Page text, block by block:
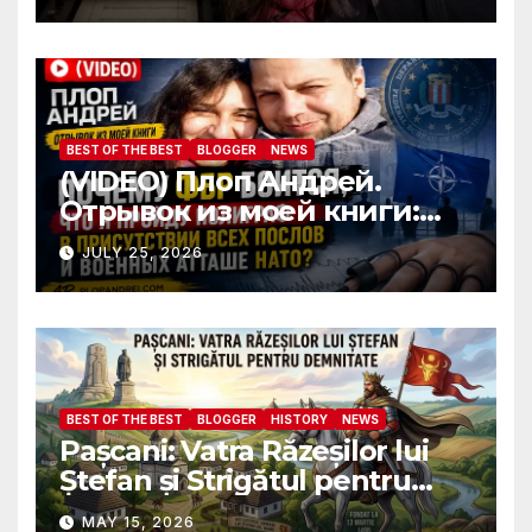
ambassadors and military
attaches?
BEST OF THE BEST BLOGGER NEWS
(VIDEO) Плоп Андрей.
Отрывок из моей книги:
Почему ФБР боится, что я
пройду полиграф в
присутствии всех послов и
военных атташе НАТО?
JULY 25, 2026
BEST OF THE BEST BLOGGER HISTORY NEWS
Pașcani: Vatra Răzeșilor lui
Ștefan și Strigătul pentru
Demnitate în Fața
MAY 15, 2026